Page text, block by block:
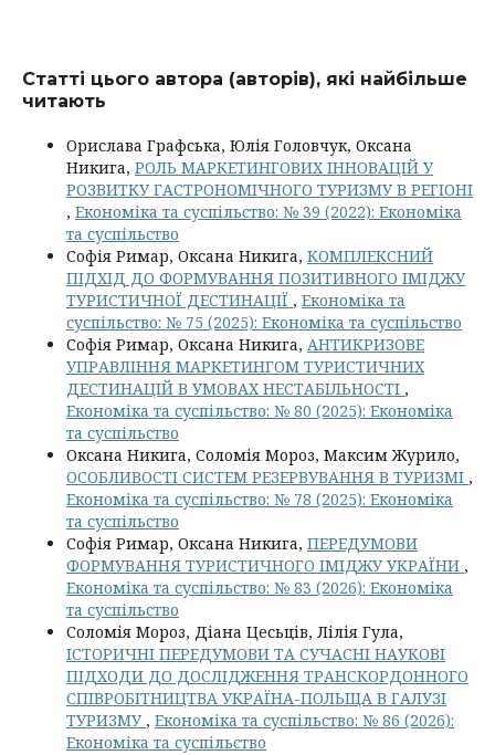
Статті цього автора (авторів), які найбільше
читають
Орислава Графська, Юлія Головчук, Оксана
Никига, РОЛЬ МАРКЕТИНГОВИХ ІННОВАЦІЙ У
РОЗВИТКУ ГАСТРОНОМІЧНОГО ТУРИЗМУ В РЕГІОНІ
, Економіка та суспільство: № 39 (2022): Економіка
та суспільство
Софія Римар, Оксана Никига, КОМПЛЕКСНИЙ
ПІДХІД ДО ФОРМУВАННЯ ПОЗИТИВНОГО ІМІДЖУ
ТУРИСТИЧНОЇ ДЕСТИНАЦІЇ , Економіка та
суспільство: № 75 (2025): Економіка та суспільство
Софія Римар, Оксана Никига, АНТИКРИЗОВЕ
УПРАВЛІННЯ МАРКЕТИНГОМ ТУРИСТИЧНИХ
ДЕСТИНАЦІЙ В УМОВАХ НЕСТАБІЛЬНОСТІ ,
Економіка та суспільство: № 80 (2025): Економіка
та суспільство
Оксана Никига, Соломія Мороз, Максим Журило,
ОСОБЛИВОСТІ СИСТЕМ РЕЗЕРВУВАННЯ В ТУРИЗМІ ,
Економіка та суспільство: № 78 (2025): Економіка
та суспільство
Софія Римар, Оксана Никига, ПЕРЕДУМОВИ
ФОРМУВАННЯ ТУРИСТИЧНОГО ІМІДЖУ УКРАЇНИ ,
Економіка та суспільство: № 83 (2026): Економіка
та суспільство
Соломія Мороз, Діана Цесьців, Лілія Гула,
ІСТОРИЧНІ ПЕРЕДУМОВИ ТА СУЧАСНІ НАУКОВІ
ПІДХОДИ ДО ДОСЛІДЖЕННЯ ТРАНСКОРДОННОГО
СПІВРОБІТНИЦТВА УКРАЇНА-ПОЛЬЩА В ГАЛУЗІ
ТУРИЗМУ , Економіка та суспільство: № 86 (2026):
Економіка та суспільство